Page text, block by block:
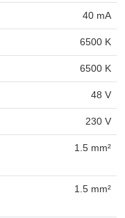
40 mA
6500 K
6500 K
48 V
230 V
1.5 mm²
1.5 mm²